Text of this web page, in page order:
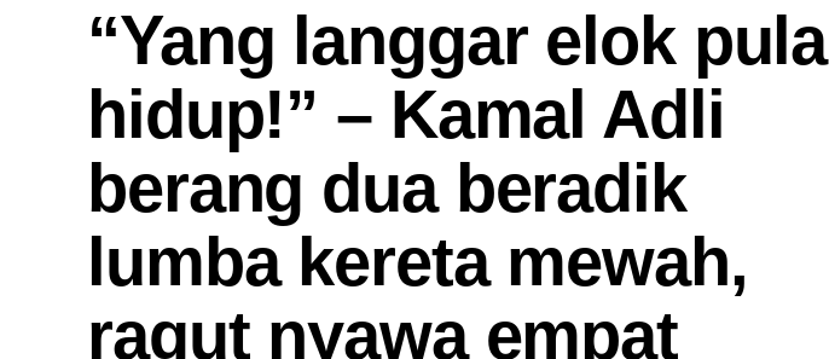
​“Yang langgar elok pula
hidup!” – Kamal Adli
berang dua beradik
lumba kereta mewah,
ragut nyawa empat